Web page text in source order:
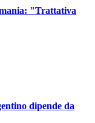
"Trattativa
dipende da